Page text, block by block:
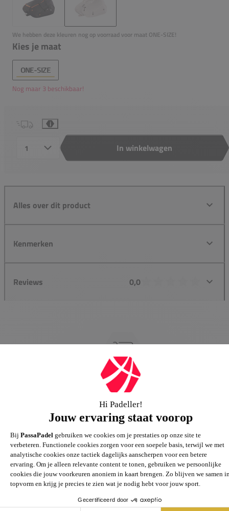
We hebben deze kleuren nog op voorraad voor maat ONE-SIZE!
Kies je maat
ONE-SIZE
Nog maar 3 beschikbaar!
i
In winkelwagen
Alles over dit product
Kenmerken
Reviews 0,0
Groot assortiment
Gigantisch assortiment met meer dan 21.000+
artikelen